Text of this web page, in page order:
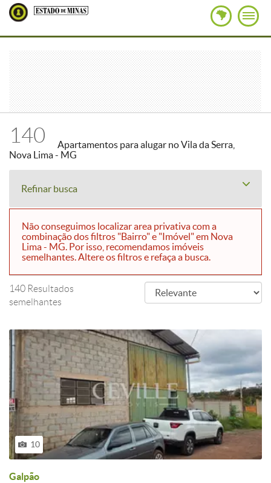
140
Apartamentos para alugar no Vila da Serra,
Nova Lima - MG
Refinar busca
Não conseguimos localizar area privativa com a
combinação dos filtros "Bairro" e "Imóvel" em Nova
Lima - MG. Por isso, recomendamos imóveis
semelhantes. Altere os filtros e refaça a busca.
140 Resultados
semelhantes
10
Galpão